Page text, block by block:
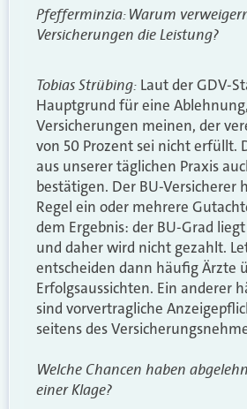
Pfefferminzia: Warum
Versicherungen die Leistung?
Tobias Strübing: Laut der GDV-
Hauptgrund für eine
Versicherungen meinen, der
von 50 Prozent sei nicht erfüllt.
aus unserer täglichen Praxis
bestätigen. Der BU-Versicherer
Regel ein oder mehrere
dem Ergebnis: der BU-Grad
und daher wird nicht gezahlt.
entscheiden dann häufig Ärzte
Erfolgsaussichten. Ein anderer
sind vorvertragliche
seitens des
Welche Chancen haben
einer Klage?